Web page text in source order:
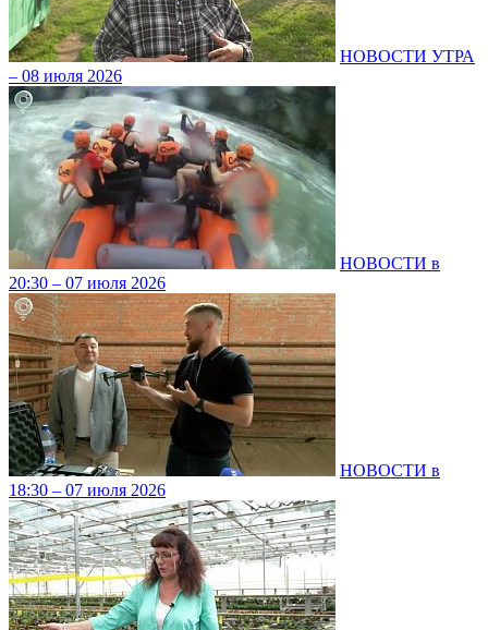
НОВОСТИ УТРА
– 08 июля 2026
НОВОСТИ в
20:30 – 07 июля 2026
НОВОСТИ в
18:30 – 07 июля 2026